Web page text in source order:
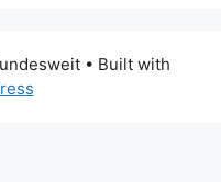
• Built with